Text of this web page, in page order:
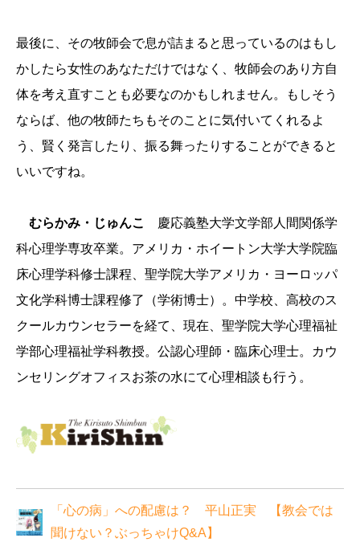
最後に、その牧師会で息が詰まると思っているのはもし
かしたら女性のあなただけではなく、牧師会のあり方自
体を考え直すことも必要なのかもしれません。もしそう
ならば、他の牧師たちもそのことに気付いてくれるよ
う、賢く発言したり、振る舞ったりすることができると
いいですね。
むらかみ・じゅんこ
慶応義塾大学文学部人間関係学
科心理学専攻卒業。アメリカ・ホイートン大学大学院臨
床心理学科修士課程、聖学院大学アメリカ・ヨーロッパ
文化学科博士課程修了（学術博士）。中学校、高校のス
クールカウンセラーを経て、現在、聖学院大学心理福祉
学部心理福祉学科教授。公認心理師・臨床心理士。カウ
ンセリングオフィスお茶の水にて心理相談も行う。
「心の病」への配慮は？ 平山正実 【教会では
聞けない？ぶっちゃけQ&A】